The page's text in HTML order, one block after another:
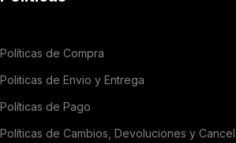
Políticas de Compra
Politicas de Envio y Entrega
Políticas de Pago
Políticas de Cambios, Devoluciones y